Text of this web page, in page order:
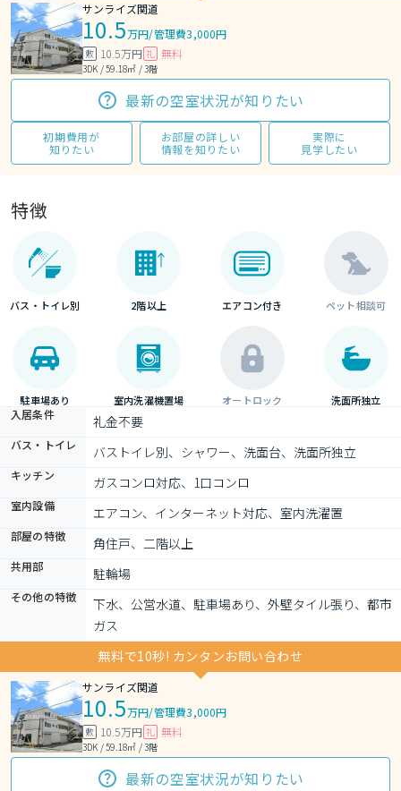
サンライズ関道
10.5万円/管理費3,000円
敷 10.5万円 礼 無料
3DK / 59.18㎡ / 3階
最新の空室状況が知りたい
初期費用が
知りたい
お部屋の詳しい
情報を知りたい
実際に
見学したい
特徴
バス・トイレ別 2階以上 エアコン付き ペット相談可
駐車場あり 室内洗濯機置場 オートロック 洗面所独立
入居条件 礼金不要
バス・トイレ バストイレ別、シャワー、洗面台、洗面所独立
キッチン ガスコンロ対応、1口コンロ
室内設備 エアコン、インターネット対応、室内洗濯置
部屋の特徴 角住戸、二階以上
共用部 駐輪場
その他の特徴
下水、公営水道、駐車場あり、外壁タイル張り、都市
ガス
無料で10秒! カンタンお問い合わせ
サンライズ関道
10.5万円/管理費3,000円
敷 10.5万円 礼 無料
3DK / 59.18㎡ / 3階
最新の空室状況が知りたい